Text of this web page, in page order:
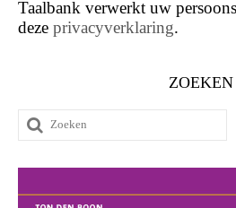
Taalbank verwerkt uw
deze privacyverklaring.
ZOEKEN
Zoeken
naar: